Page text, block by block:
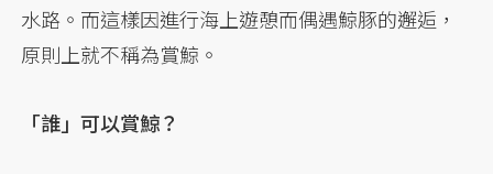
水路。而這樣因進行海上遊憩而偶遇鯨豚的邂逅，
原則上就不稱為賞鯨。
「誰」可以賞鯨？